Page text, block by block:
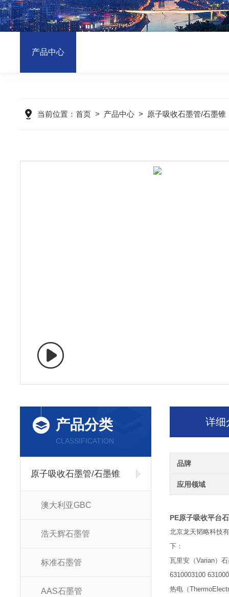
产品中心
当前位置： 首页 > 产品中心 > 原子吸收石墨管/石墨锥
产品分类
CLASSIFICATION
原子吸收石墨管/石墨锥
澳大利亚GBC
浩天辉石墨管
标准石墨管
AAS石墨管
详细
品牌
应用领域
PE原子吸收平台
北京龙天韬略科技
下：
瓦里安（Varian）
6310003100
热电（